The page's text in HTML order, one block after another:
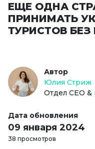
ЕЩЕ ОДНА
ПРИНИМАТЬ
ТУРИСТОВ БЕЗ
Автор
Юлия Стриж
Отдел СЕО &
Дата обновления
09 января 2024
38 просмотров